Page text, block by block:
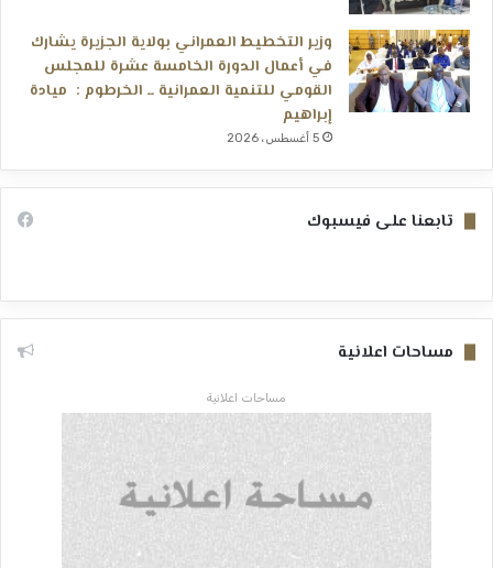
وزير التخطيط العمراني بولاية الجزيرة يشارك
في أعمال الدورة الخامسة عشرة للمجلس
القومي للتنمية العمرانية ــ الخرطوم : ميادة
إبراهيم
5 أغسطس، 2026
تابعنا على فيسبوك
مساحات اعلانية
مساحات اعلانية